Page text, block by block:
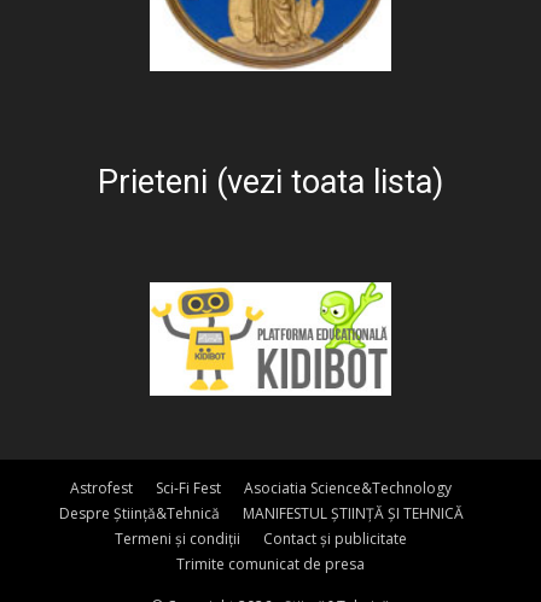
Prieteni (vezi toata lista)
Astrofest Sci-Fi Fest
Asociatia Science&Technology
Despre Știință&Tehnică
MANIFESTUL ȘTIINȚĂ ȘI TEHNICĂ
Termeni și condiții
Contact și publicitate
Trimite comunicat de presa